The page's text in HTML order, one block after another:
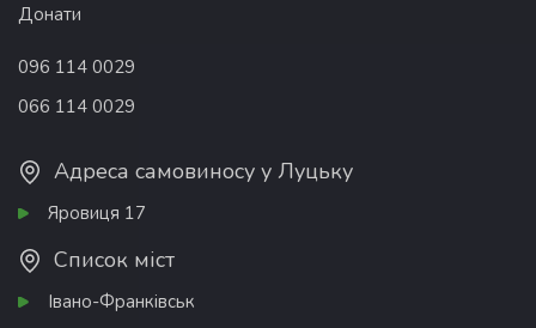
Донати
096 114 0029
066 114 0029
Адреса самовиносу у Луцьку
Яровиця 17
Список міст
Івано-Франківськ